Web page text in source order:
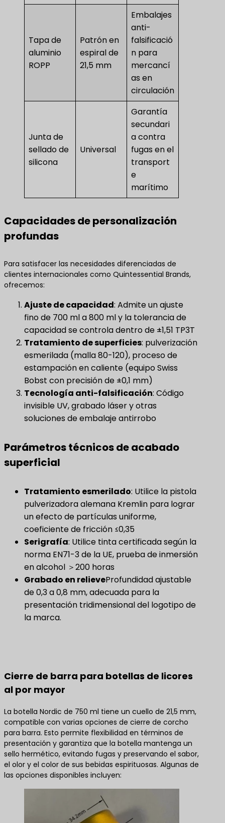
Tapa de
aluminio
ROPP
Patrón en
espiral de
21,5 mm
Embalajes
anti-
falsificació
n para
mercancí
as en
circulación
Junta de
sellado de
silicona
Universal
Garantía
secundari
a contra
fugas en el
transport
e
marítimo
Capacidades de personalización
profundas
Para satisfacer las necesidades diferenciadas de
clientes internacionales como Quintessential Brands,
ofrecemos:
Ajuste de capacidad​: Admite un ajuste
fino de 700 ml a 800 ml y la tolerancia de
capacidad se controla dentro de ±1,51 TP3T
Tratamiento de superficies​: pulverización
esmerilada (malla 80-120), proceso de
estampación en caliente (equipo Swiss
Bobst con precisión de ±0,1 mm)
Tecnología anti-falsificación​: Código
invisible UV, grabado láser y otras
soluciones de embalaje antirrobo
Parámetros técnicos de acabado
superficial
Tratamiento esmerilado​: Utilice la pistola
pulverizadora alemana Kremlin para lograr
un efecto de partículas uniforme,
coeficiente de fricción ≤0,35
Serigrafía: Utilice tinta certificada según la
norma EN71-3 de la UE, prueba de inmersión
en alcohol ＞200 horas
Grabado en relieveProfundidad ajustable
de 0,3 a 0,8 mm, adecuada para la
presentación tridimensional del logotipo de
la marca.
Cierre de barra para botellas de licores
al por mayor
La botella Nordic de 750 ml tiene un cuello de 21,5 mm,
compatible con varias opciones de cierre de corcho
para barra. Esto permite flexibilidad en términos de
presentación y garantiza que la botella mantenga un
sello hermético, evitando fugas y preservando el sabor,
el olor y el color de sus bebidas espirituosas. Algunas de
las opciones disponibles incluyen: